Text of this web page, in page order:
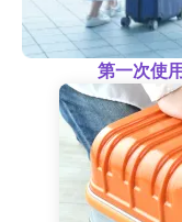
第一次使